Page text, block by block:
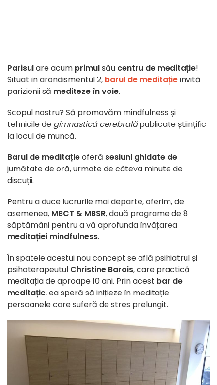
Parisulare acum primulsău centru de meditație!
Situat în arondismentul 2, barul de meditațieinvită
parizienii să mediteze în voie.
Scopul nostru? Să promovăm mindfulness și
tehnicile de gimnastică cerebralăpublicate științific
la locul de muncă.
Barul de meditațieoferă sesiuni ghidate de
jumătate de oră, urmate de câteva minute de
discuții.
Pentru a duce lucrurile mai departe, oferim, de
asemenea, MBCT & MBSR, două programe de 8
săptămâni pentru a vă aprofunda învățarea
meditației mindfulness.
În spatele acestui nou concept se află psihiatrul și
psihoterapeutul Christine Barois, care practică
meditația de aproape 10 ani. Prin acest bar de
meditație, ea speră să inițieze în meditație
persoanele care suferă de stres prelungit.